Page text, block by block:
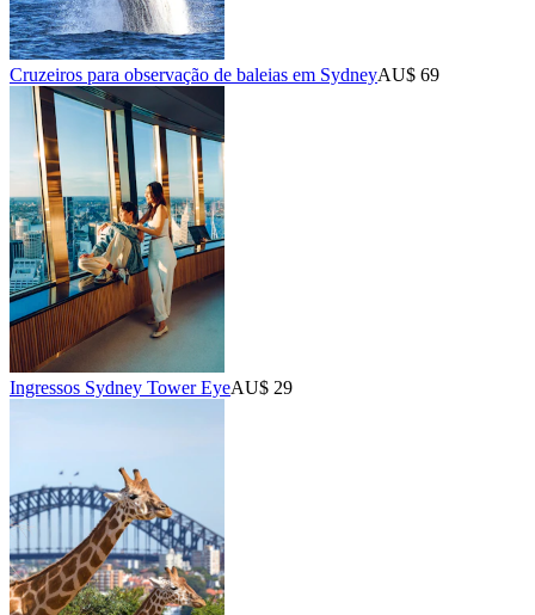
Cruzeiros para observação de baleias em SydneyAU$ 69
Ingressos Sydney Tower EyeAU$ 29